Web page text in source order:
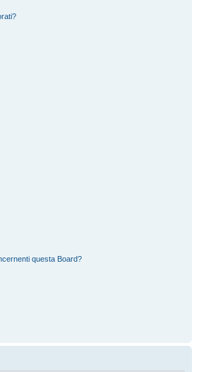
questa Board?